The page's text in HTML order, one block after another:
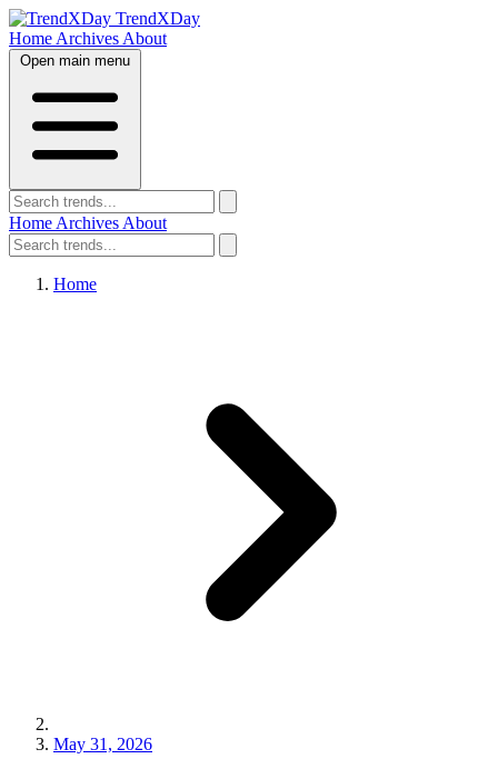
TrendXDay
Home Archives About
Open main menu
Home Archives About
Home
May 31, 2026